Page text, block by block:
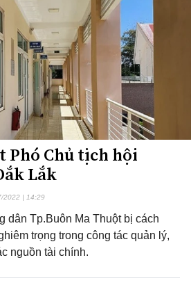
Phó Chủ tịch hội
Lắk
2022 | 14:29
dân Tp.Buôn Ma Thuột bị cách
trọng trong công tác quản lý,
nguồn tài chính.